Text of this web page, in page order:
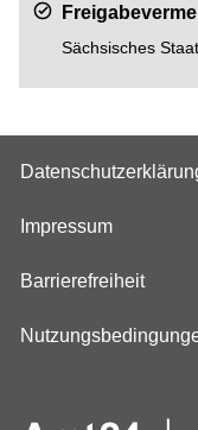
Sächsisches
Impressum
Barrierefreiheit